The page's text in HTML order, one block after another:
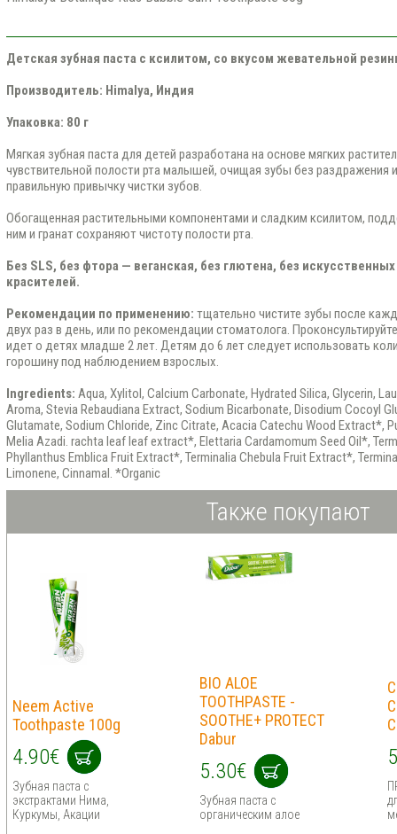
Детская зубная паста с ксилитом, со вкусом жевательной
Производитель: Himalya, Индия
Упаковка: 80 г
Мягкая зубная паста для детей разработана на основе мягких
чувствительной полости рта малышей, очищая зубы без раздражения
правильную привычку чистки зубов.
Обогащенная растительными компонентами и сладким ксилитом,
ним и гранат сохраняют чистоту полости рта.
Без SLS, без фтора — веганская, без глютена, без
красителей.
Рекомендации по применению: тщательно чистите зубы после
двух раз в день, или по рекомендации стоматолога.
идет о детях младше 2 лет. Детям до 6 лет следует использовать
горошину под наблюдением взрослых.
Ingredients: Aqua, Xylitol, Calcium Carbonate, Hydrated Silica, Glycerin,
Aroma, Stevia Rebaudiana Extract, Sodium Bicarbonate, Disodium Cocoyl
Glutamate, Sodium Chloride, Zinc Citrate, Acacia Catechu Wood Extract*,
Melia Azadi. rachta leaf leaf extract*, Elettaria Cardamomum Seed Oil*,
Phyllanthus Emblica Fruit Extract*, Terminalia Chebula Fruit Extract*,
Limonene, Cinnamal. *Organic
Также покупают
Neem Active
Toothpaste 100g
4.90€
Зубная паста с
экстрактами Нима,
Куркумы, Акации
BIO ALOE
TOOTHPASTE -
SOOTHE+ PROTECT
Dabur
5.30€
Зубная паста с
органическим алое